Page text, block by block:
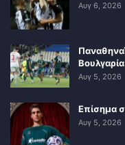
Αυγ 6, 2026
Βουλγαρία
Αυγ 5, 2026
Επίσημα
Αυγ 5, 2026